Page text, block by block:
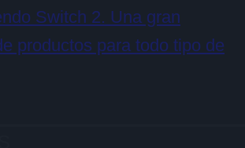
Switch 2. Una gran
productos para todo tipo de